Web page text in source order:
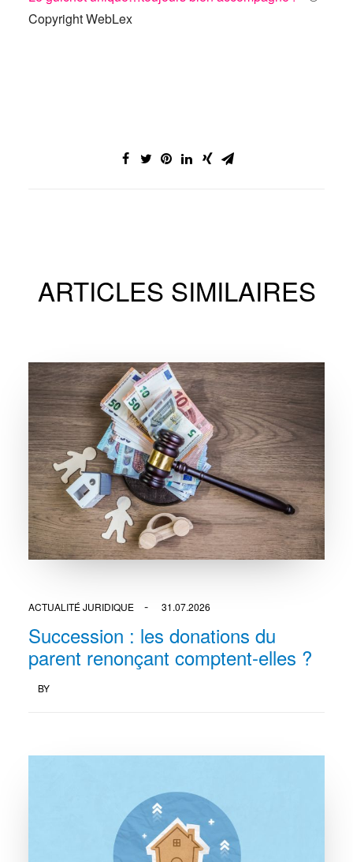
Copyright WebLex
ARTICLES SIMILAIRES
ACTUALITÉ JURIDIQUE 31.07.2026
Succession : les donations du
parent renonçant comptent-elles ?
BY